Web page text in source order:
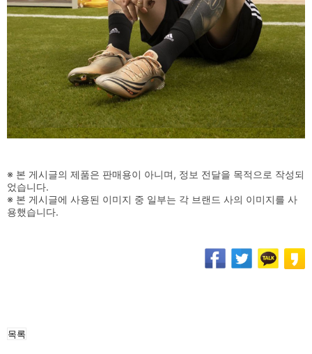
※ 본 게시글의 제품은 판매용이 아니며, 정보 전달을 목적으로 작성되
었습니다.
※ 본 게시글에 사용된 이미지 중 일부는 각 브랜드 사의 이미지를 사
용했습니다.
목록